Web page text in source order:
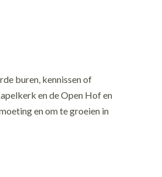
buren, kennissen of
en de Open Hof en
en om te groeien in